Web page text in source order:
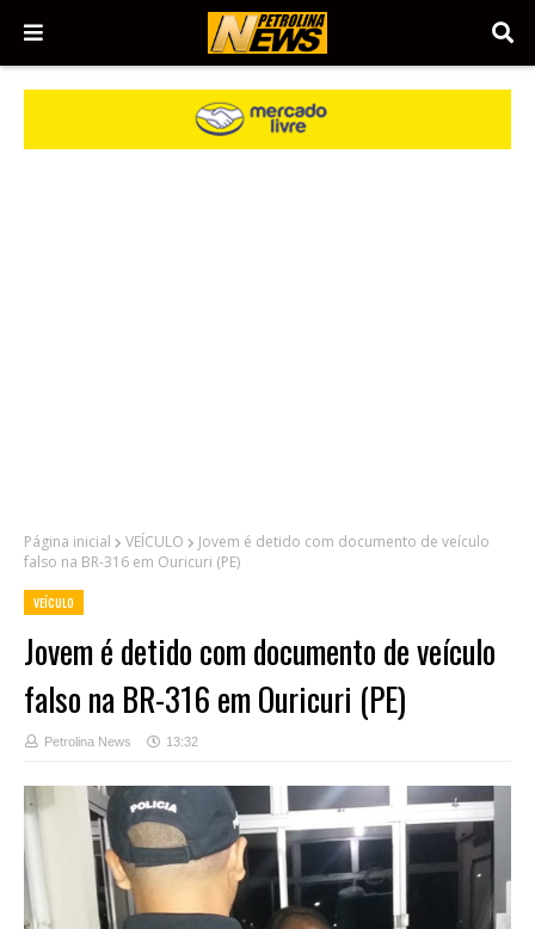
Página inicial VEÍCULO
Jovem é detido com documento de veículo
falso na BR-316 em Ouricuri (PE)
VEÍCULO
Jovem é detido com documento de veículo
falso na BR-316 em Ouricuri (PE)
Petrolina News 13:32